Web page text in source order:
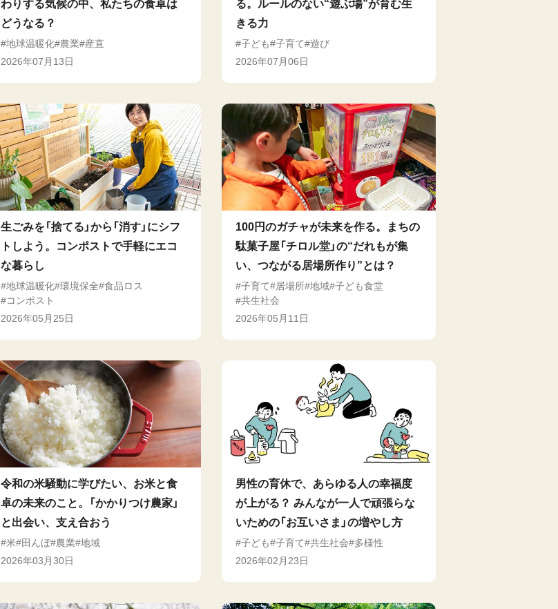
わりする気候の中、私たちの食卓は
どうなる？
地球温暖化 農業
産直
2026年07月13日
る。ルールのない“遊ぶ場”が育む生
きる力
子ども 子育て
遊び
2026年07月06日
生ごみを「捨てる」から「消す」にシフ
トしよう。コンポストで手軽にエコ
な暮らし
地球温暖化 環境保全 食品ロス
コンポスト
2026年05月25日
100円のガチャが未来を作る。まちの
駄菓子屋「チロル堂」の“だれもが集
い、つながる居場所作り”とは？
子育て 居場所 地域 子ども食堂
共生社会
2026年05月11日
令和の米騒動に学びたい、お米と食
卓の未来のこと。「かかりつけ農家」
と出会い、支え合おう
米 田んぼ 農業 地域
2026年03月30日
男性の育休で、あらゆる人の幸福度
が上がる？ みんなが一人で頑張らな
いための「お互いさま」の増やし方
子ども 子育て 共生社会
多様性
2026年02月23日